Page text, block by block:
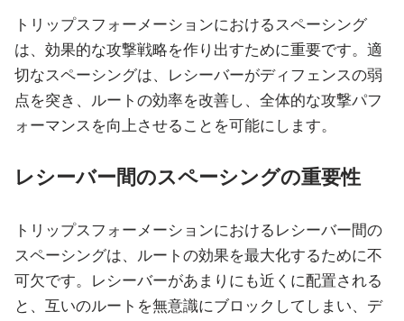
トリップスフォーメーションにおけるスペーシング
は、効果的な攻撃戦略を作り出すために重要です。適
切なスペーシングは、レシーバーがディフェンスの弱
点を突き、ルートの効率を改善し、全体的な攻撃パフ
ォーマンスを向上させることを可能にします。
レシーバー間のスペーシングの重要性
トリップスフォーメーションにおけるレシーバー間の
スペーシングは、ルートの効果を最大化するために不
可欠です。レシーバーがあまりにも近くに配置される
と、互いのルートを無意識にブロックしてしまい、デ